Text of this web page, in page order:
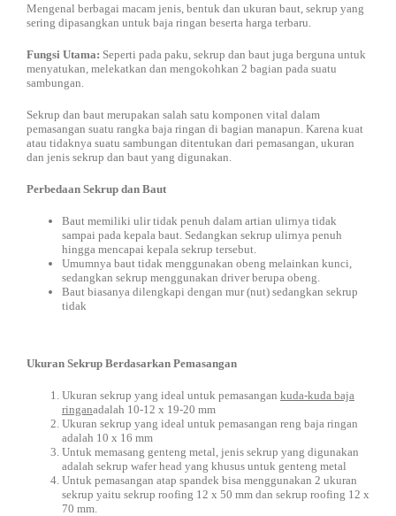
Mengenal berbagai macam jenis, bentuk dan ukuran baut, sekrup yang
sering dipasangkan untuk baja ringan beserta harga terbaru.
Fungsi Utama: Seperti pada paku, sekrup dan baut juga berguna untuk
menyatukan, melekatkan dan mengokohkan 2 bagian pada suatu
sambungan.
Sekrup dan baut merupakan salah satu komponen vital dalam
pemasangan suatu rangka baja ringan di bagian manapun. Karena kuat
atau tidaknya suatu sambungan ditentukan dari pemasangan, ukuran
dan jenis sekrup dan baut yang digunakan.
Perbedaan Sekrup dan Baut
Baut memiliki ulir tidak penuh dalam artian ulirnya tidak
sampai pada kepala baut. Sedangkan sekrup ulirnya penuh
hingga mencapai kepala sekrup tersebut.
Umumnya baut tidak menggunakan obeng melainkan kunci,
sedangkan sekrup menggunakan driver berupa obeng.
Baut biasanya dilengkapi dengan mur (nut) sedangkan sekrup
tidak
Ukuran Sekrup Berdasarkan Pemasangan
Ukuran sekrup yang ideal untuk pemasangan kuda-kuda baja
ringanadalah 10-12 x 19-20 mm
Ukuran sekrup yang ideal untuk pemasangan reng baja ringan
adalah 10 x 16 mm
Untuk memasang genteng metal, jenis sekrup yang digunakan
adalah sekrup wafer head yang khusus untuk genteng metal
Untuk pemasangan atap spandek bisa menggunakan 2 ukuran
sekrup yaitu sekrup roofing 12 x 50 mm dan sekrup roofing 12 x
70 mm.